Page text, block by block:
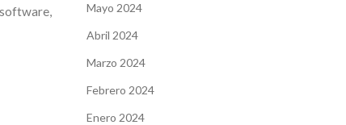
Mayo 2024
Abril 2024
Marzo 2024
Febrero 2024
Enero 2024